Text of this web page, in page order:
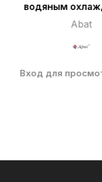
водяным
Abat
Вход для